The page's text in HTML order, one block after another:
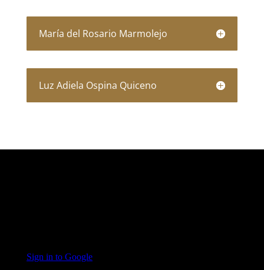
María del Rosario Marmolejo
Luz Adiela Ospina Quiceno